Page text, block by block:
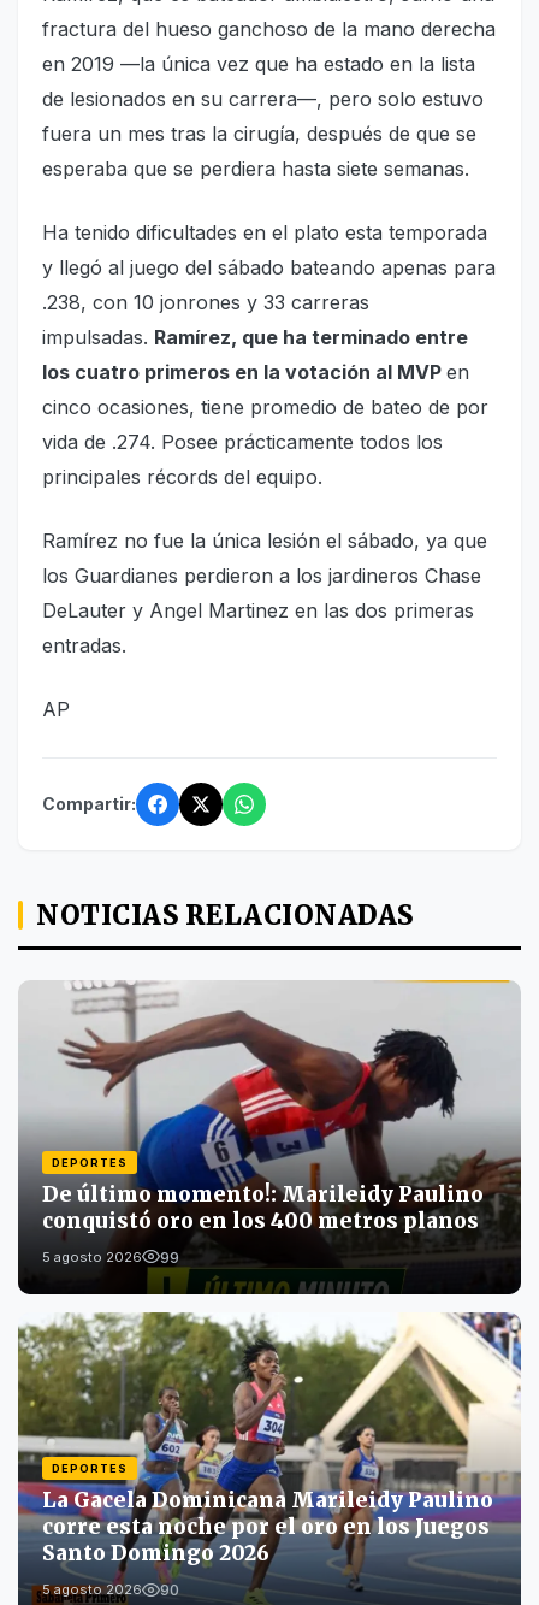
fractura del hueso ganchoso de la mano derecha
en 2019 —la única vez que ha estado en la lista
de lesionados en su carrera—, pero solo estuvo
fuera un mes tras la cirugía, después de que se
esperaba que se perdiera hasta siete semanas.
Ha tenido dificultades en el plato esta temporada
y llegó al juego del sábado bateando apenas para
.238, con 10 jonrones y 33 carreras
impulsadas. Ramírez, que ha terminado entre
los cuatro primeros en la votación al MVP en
cinco ocasiones, tiene promedio de bateo de por
vida de .274. Posee prácticamente todos los
principales récords del equipo.
Ramírez no fue la única lesión el sábado, ya que
los Guardianes perdieron a los jardineros Chase
DeLauter y Angel Martinez en las dos primeras
entradas.
AP
Compartir:
NOTICIAS RELACIONADAS
DEPORTES
De último momento!: Marileidy Paulino
conquistó oro en los 400 metros planos
5 agosto 2026 99
DEPORTES
La Gacela Dominicana Marileidy Paulino
corre esta noche por el oro en los Juegos
Santo Domingo 2026
5 agosto 2026 90